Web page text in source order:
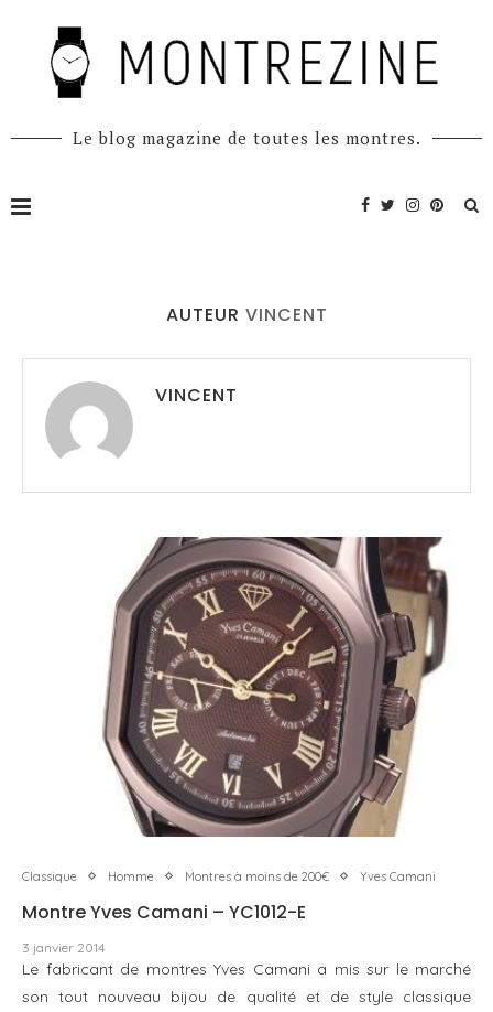
Le blog magazine de toutes les montres.
AUTEUR VINCENT
VINCENT
Classique Homme Montres à moins de 200€ Yves Camani
Montre Yves Camani – YC1012-E
3 janvier 2014
Le fabricant de montres Yves Camani a mis sur le marché
son tout nouveau bijou de qualité et de style classique